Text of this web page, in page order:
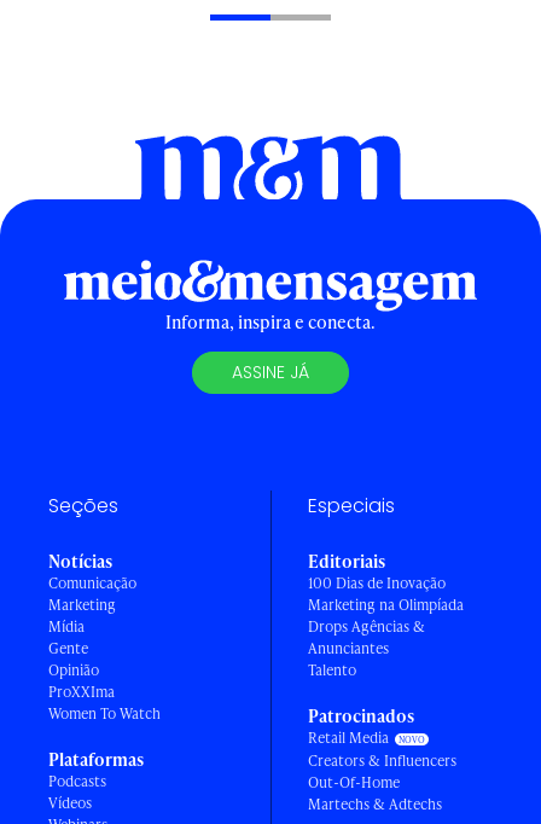
Informa, inspira e conecta.
ASSINE JÁ
Seções
Notícias
Comunicação
Marketing
Mídia
Gente
Opinião
ProXXIma
Women To Watch
Plataformas
Podcasts
Vídeos
Especiais
Editoriais
100 Dias de Inovação
Marketing na Olimpíada
Drops Agências &
Anunciantes
Talento
Patrocinados
Retail Media
Creators & Influencers
Out-Of-Home
Martechs & Adtechs